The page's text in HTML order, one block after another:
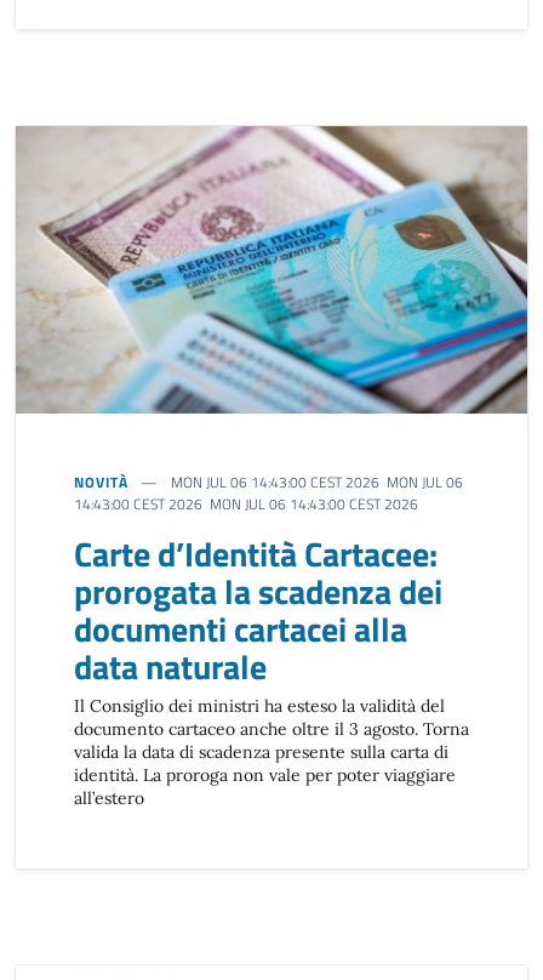
NOVITÀ
MON JUL 06 14:43:00 CEST 2026 MON JUL 06
14:43:00 CEST 2026 MON JUL 06 14:43:00 CEST 2026
Carte d’Identità Cartacee:
prorogata la scadenza dei
documenti cartacei alla
data naturale
Il Consiglio dei ministri ha esteso la validità del
documento cartaceo anche oltre il 3 agosto. Torna
valida la data di scadenza presente sulla carta di
identità. La proroga non vale per poter viaggiare
all’estero